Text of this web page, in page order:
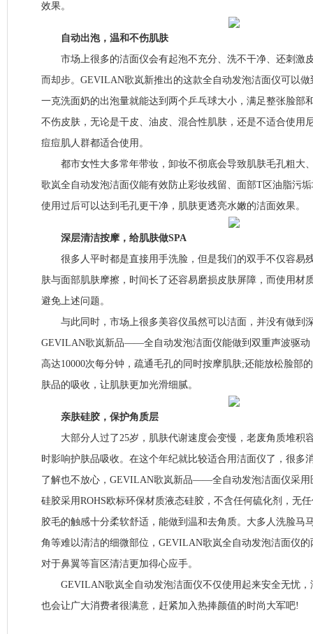
效果。
自动出泡，温和不伤肌肤
市场上很多的洁面仪会有起泡不充分、洗不干净、还刺激
而却步。GEVILAN歌岚新推出的这款全自动发泡洁面仪可以
一克洗面奶的出泡量就能达到两个乒乓球大小，满足整张脸部
不伤皮肤，无论是干皮、油皮、混合性肌肤，还是不适合使用
痘痘肌人群都适合使用。
都市女性大多常年带妆，卸妆不彻底会导致肌肤毛孔粗大
歌岚全自动发泡洁面仪能有效防止彩妆残留、面部T区油脂污
使用过后可以达到毛孔更干净，肌肤更透亮水嫩的洁面效果。
深层清洁按摩，给肌肤做SPA
很多人平时都是直接用手洗脸，但是我们的双手不仅容易
肤与面部肌肤摩擦，时间长了还容易磨损皮肤屏障，而使用材
避免上述问题。
与此同时，市场上很多美容仪虽然可以洁面，并没有做到
GEVILAN歌岚新品——全自动发泡洁面仪能做到双重声波驱动
高达10000次每分钟，疏通毛孔的同时按摩肌肤;还能放松脸部
肤品的吸收，让肌肤更加光滑细腻。
亲肤硅胶，保护角质层
大部分人过了25岁，肌肤代谢速度会变慢，老废角质堆积
时影响护肤品吸收。在这个年纪就比较适合用洁面仪了，很多
了解也不放心，GEVILAN歌岚新品——全自动发泡洁面仪采用
硅胶采用ROHS欧标环保材质液态硅胶，不含任何硫化剂，无
胶毛的触感十分柔软舒适，能做到温和去角质。大多人洗脸马
角等难以清洁的细微部位，GEVILAN歌岚全自动发泡洁面仪
对于鼻翼等盲区清洁更加得心应手。
GEVILAN歌岚全自动发泡洁面仪不仅使用起来安全无忧，
也会让广大消费者很满意，赶紧加入热捧颜值的时尚大军吧!